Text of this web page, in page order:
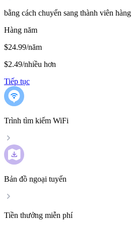
bằng cách chuyển sang thành viên
Hàng năm
$24.99/năm
$2.49/nhiều hơn
Tiếp tục
Trình tìm kiếm WiFi
Bản đồ ngoại tuyến
Tiền thưởng miễn phí